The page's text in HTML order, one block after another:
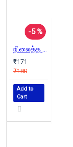
-5 %
நிலைத்த பொருளாதாரம் (தன்னறம்)
₹171
₹180
Add to
Cart